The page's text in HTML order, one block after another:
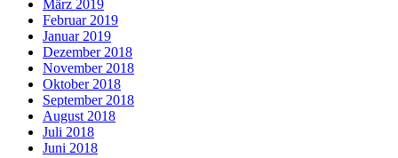
März 2019
Februar 2019
Januar 2019
Dezember 2018
November 2018
Oktober 2018
September 2018
August 2018
Juli 2018
Juni 2018